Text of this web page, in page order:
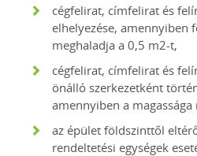
cégfelirat, címfelirat és
elhelyezése, amennyiben
meghaladja a 0,5 m2-t,
cégfelirat, címfelirat és
önálló szerkezetként
amennyiben a
az épület földszinttől
rendeltetési egységek